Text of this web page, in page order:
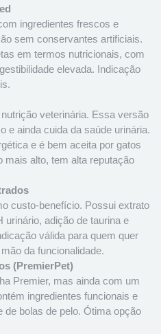
ingredientes frescos e
sem conservantes artificiais.
em termos nutricionais, com
elevada. Indicação
veterinária. Essa versão
e ainda cuida da saúde urinária.
e é bem aceita por gatos
mais alto, tem alta reputação
custo-benefício. Possui extrato
urinário, adição de taurina e
válida para quem quer
da funcionalidade.
(PremierPet)
Premier, mas ainda com um
ingredientes funcionais e
de bolas de pelo. Ótima opção